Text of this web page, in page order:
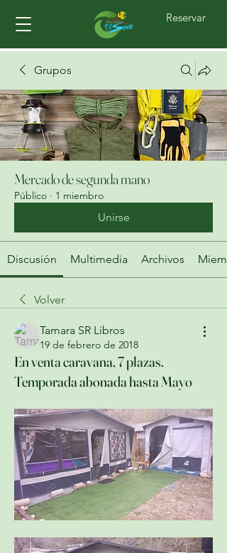
Reservar
Grupos
Mercado de segunda mano
Público · 1 miembro
Unirse
Discusión Multimedia Archivos
Volver
Tamara SR Libros
19 de febrero de 2018
En venta caravana, 7 plazas.
Temporada abonada hasta Mayo